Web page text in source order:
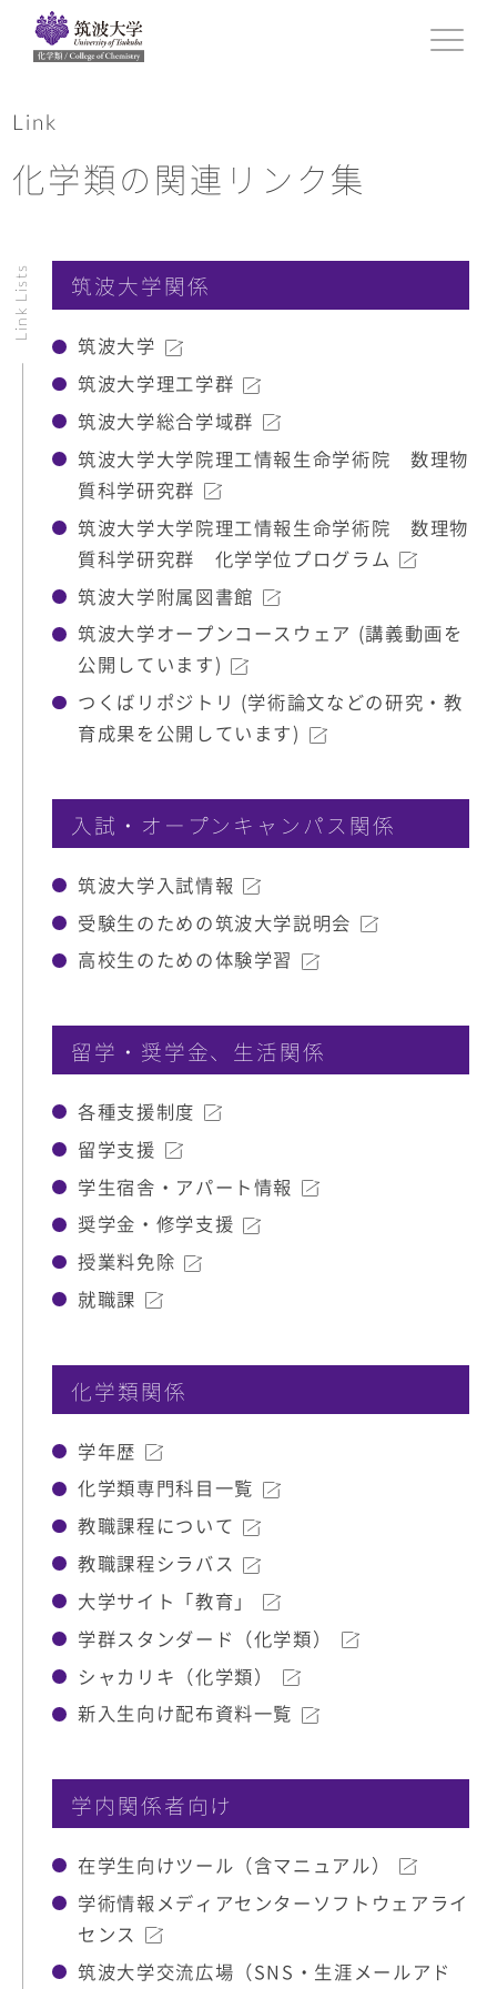
Link
化学類の関連リンク集
Link Lists 筑波大学関係
筑波大学
筑波大学理工学群
筑波大学総合学域群
筑波大学大学院理工情報生命学術院 数理物
質科学研究群
筑波大学大学院理工情報生命学術院 数理物
質科学研究群 化学学位プログラム
筑波大学附属図書館
筑波大学オープンコースウェア (講義動画を
公開しています)
つくばリポジトリ (学術論文などの研究・教
育成果を公開しています)
入試・オープンキャンパス関係
筑波大学入試情報
受験生のための筑波大学説明会
高校生のための体験学習
留学・奨学金、生活関係
各種支援制度
留学支援
学生宿舎・アパート情報
奨学金・修学支援
授業料免除
就職課
化学類関係
学年歴
化学類専門科目一覧
教職課程について
教職課程シラバス
大学サイト「教育」
学群スタンダード（化学類）
シャカリキ（化学類）
新入生向け配布資料一覧
学内関係者向け
在学生向けツール（含マニュアル）
学術情報メディアセンターソフトウェアライ
センス
筑波大学交流広場（SNS・生涯メールアド